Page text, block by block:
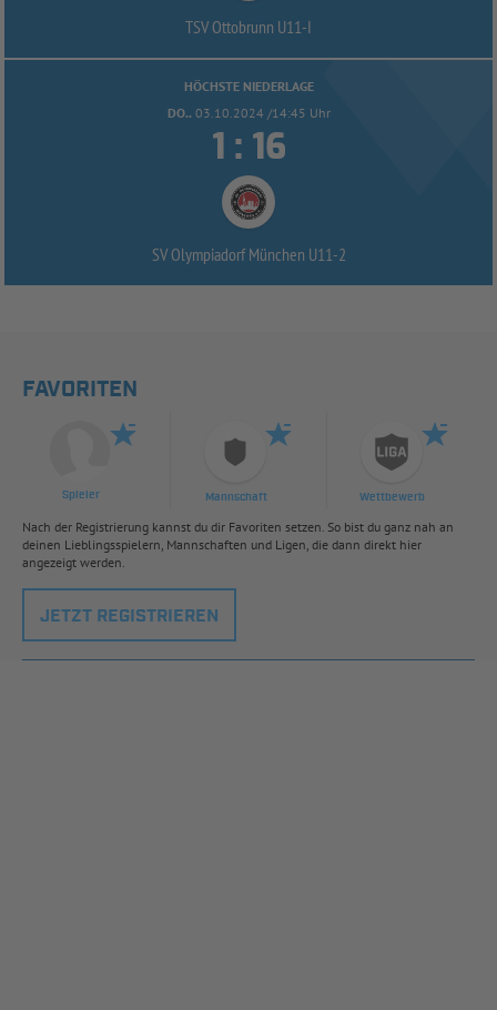
TSV Ottobrunn U11-I
HÖCHSTE NIEDERLAGE
DO.. 03.10.2024 /14:45 Uhr
 : 
SV Olympiadorf München U11-2
FAVORITEN
Spieler Mannschaft Wettbewerb
Nach der Registrierung kannst du dir Favoriten setzen. So bist du ganz nah an
deinen Lieblingsspielern, Mannschaften und Ligen, die dann direkt hier
angezeigt werden.
JETZT REGISTRIEREN